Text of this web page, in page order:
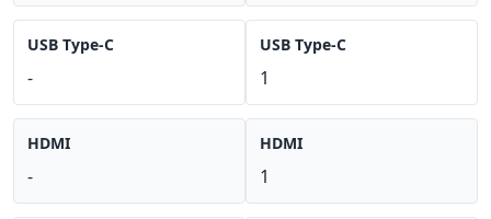
USB Type-C
-
HDMI
-
USB Type-C
1
HDMI
1